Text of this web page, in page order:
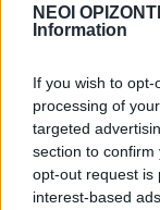
ΝΕΟΙ
Information
If you wish to
processing of
targeted
section to
opt-out request is
interest-based